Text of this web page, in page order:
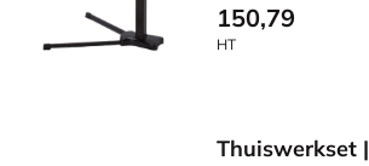
150,79
HT
Thuiswerkset